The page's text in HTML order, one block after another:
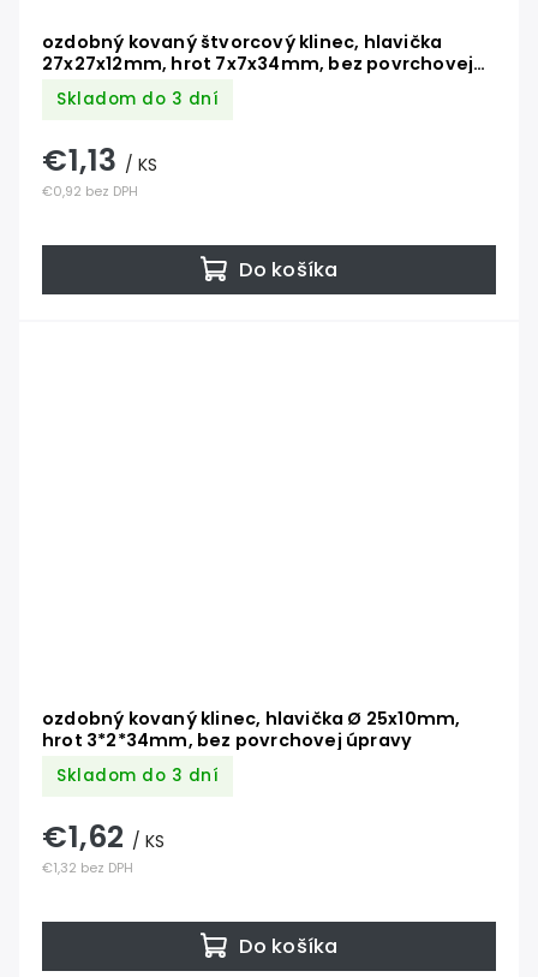
ozdobný kovaný štvorcový klinec, hlavička
27x27x12mm, hrot 7x7x34mm, bez povrchovej
úpravy
Skladom do 3 dní
€0,92 bez DPH
€1,13 / KS
Do košíka
ozdobný kovaný klinec, hlavička Ø 25x10mm,
hrot 3*2*34mm, bez povrchovej úpravy
Skladom do 3 dní
€1,32 bez DPH
€1,62 / KS
Do košíka